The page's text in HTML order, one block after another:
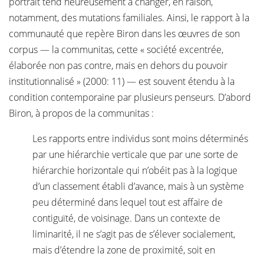
notamment, des mutations familiales. Ainsi, le rapport à la
communauté que repère Biron dans les œuvres de son
corpus — la communitas, cette « société excentrée,
élaborée non pas contre, mais en dehors du pouvoir
institutionnalisé » (2000: 11) — est souvent étendu à la
condition contemporaine par plusieurs penseurs. D’abord
Biron, à propos de la communitas :
Les rapports entre individus sont moins déterminés
par une hiérarchie verticale que par une sorte de
hiérarchie horizontale qui n’obéit pas à la logique
d’un classement établi d’avance, mais à un système
peu déterminé dans lequel tout est affaire de
contiguïté, de voisinage. Dans un contexte de
liminarité, il ne s’agit pas de s’élever socialement,
mais d’étendre la zone de proximité, soit en